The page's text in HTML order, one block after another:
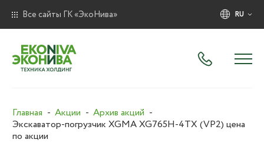
Все сайты ГК «ЭкоНива» RU
Главная Акции
Архив акций
Экскаватор-погрузчик XGMA XG765H-4TX (VP2) цена
по акции